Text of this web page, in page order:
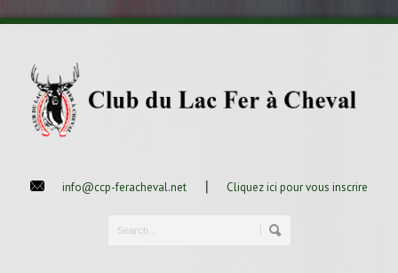
info@ccp-feracheval.net | Cliquez ici pour vous inscrire